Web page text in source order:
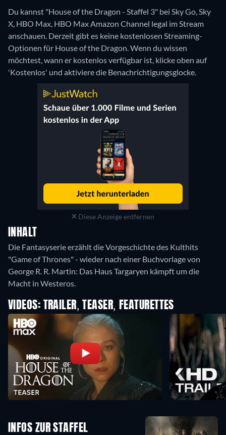
Du kannst "House of the Dragon - Staffel 3" bei Sky Go, Sky
X, HBO Max, HBO Max Amazon Channel legal im Stream
anschauen. Derzeit gibt es keine kostenlosen Streaming-
Optionen für House of the Dragon. Wenn du wissen
möchtest, wann er kostenlos verfügbar ist, klicke oben auf
'Kostenlos' und aktiviere die Benachrichtigungsglocke.
Diese Anzeige entfernen
INHALT
Die Fantasyserie erzählt die Vorgeschichte des Kulthits
"Game of Thrones" - wieder nach einer Buchvorlage von
George R. R. Martin: Das Haus Targaryen kämpft um die
Macht in Westeros.
VIDEOS: TRAILER, TEASER, FEATURETTES
INFOS ZUR STAFFEL